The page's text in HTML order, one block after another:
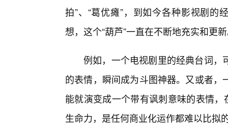
拍”、“葛优瘫”，到如今各种影视剧
想，这个“葫芦”一直在不断地充实和更
例如，一个电视剧里的经典台词，
的表情，瞬间成为斗图神器。又或者
能就演变成一个带有讽刺意味的表情
生命力，是任何商业化运作都难以比拟